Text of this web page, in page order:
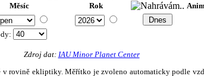
Měsíc Rok
:
Zdroj dat: IAU Minor Planet Center
rovině ekliptiky. Měřítko je zvoleno automaticky podle